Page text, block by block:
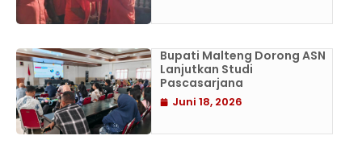
Bupati Malteng Dorong ASN
Lanjutkan Studi
Pascasarjana
Juni 18, 2026